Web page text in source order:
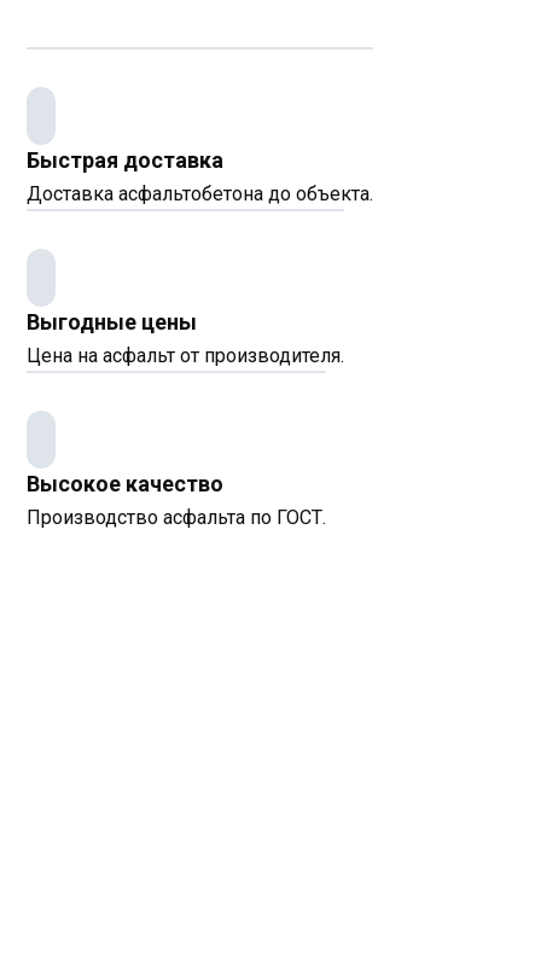
Быстрая доставка
Доставка асфальтобетона до объекта.
Выгодные цены
Цена на асфальт от производителя.
Высокое качество
Производство асфальта по ГОСТ.